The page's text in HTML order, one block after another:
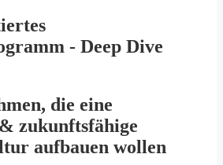
- Deep Dive
die eine
zukunftsfähige
aufbauen wollen